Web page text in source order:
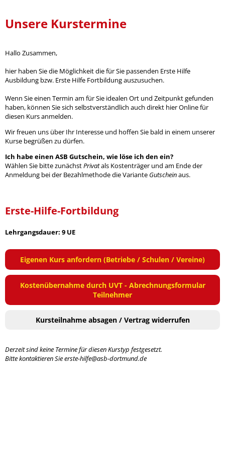
Unsere Kurstermine
Hallo Zusammen,
hier haben Sie die Möglichkeit die für Sie passenden Erste Hilfe
Ausbildung bzw. Erste Hilfe Fortbildung auszusuchen.
Wenn Sie einen Termin am für Sie idealen Ort und Zeitpunkt gefunden
haben, können Sie sich selbstverständlich auch direkt hier Online für
diesen Kurs anmelden.
Wir freuen uns über Ihr Interesse und hoffen Sie bald in einem unserer
Kurse begrüßen zu dürfen.
Ich habe einen ASB Gutschein, wie löse ich den ein?
Wählen Sie bitte zunächstPrivatals Kostenträger und am Ende der
Anmeldung bei der Bezahlmethode die Variante Gutscheinaus.
Erste-Hilfe-Fortbildung
Lehrgangsdauer: 9 UE
Eigenen Kurs anfordern (Betriebe / Schulen / Vereine)
Kostenübernahme durch UVT - Abrechnungsformular
Teilnehmer
Kursteilnahme absagen / Vertrag widerrufen
Derzeit sind keine Termine für diesen Kurstyp festgesetzt.
Bitte kontaktieren Sie erste-hilfe@asb-dortmund.de